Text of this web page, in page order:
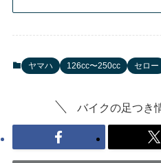
ヤマハ 126cc〜250cc セロー
バイクの足つき